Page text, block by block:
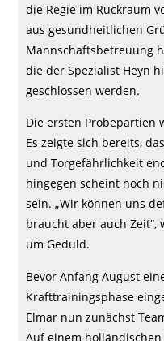
die Regie im Rückraum
aus gesundheitlichen
Mannschaftsbetreuung
die der Spezialist Heyn
geschlossen werden.
Die ersten Probepartien
Es zeigte sich bereits,
und Torgefährlichkeit
hingegen scheint noch
sein. „Wir können uns
braucht aber auch
um Geduld.
Bevor Anfang August
Krafttrainingsphase
Elmar nun zunächst
Auf einem